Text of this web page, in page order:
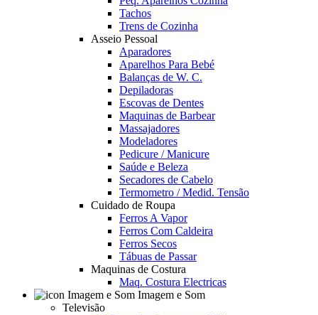
Tachos
Trens de Cozinha
Asseio Pessoal
Aparadores
Aparelhos Para Bebé
Balanças de W. C.
Depiladoras
Escovas de Dentes
Maquinas de Barbear
Massajadores
Modeladores
Pedicure / Manicure
Saúde e Beleza
Secadores de Cabelo
Termometro / Medid. Tensão
Cuidado de Roupa
Ferros A Vapor
Ferros Com Caldeira
Ferros Secos
Tábuas de Passar
Maquinas de Costura
Maq. Costura Electricas
Imagem e Som
Televisão